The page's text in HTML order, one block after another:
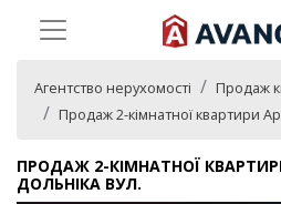
Агентство нерухомості
Продаж
Продаж 2-кімнатної квартири
ПРОДАЖ 2-КІМНАТНОЇ
ДОЛЬНІКА ВУЛ.